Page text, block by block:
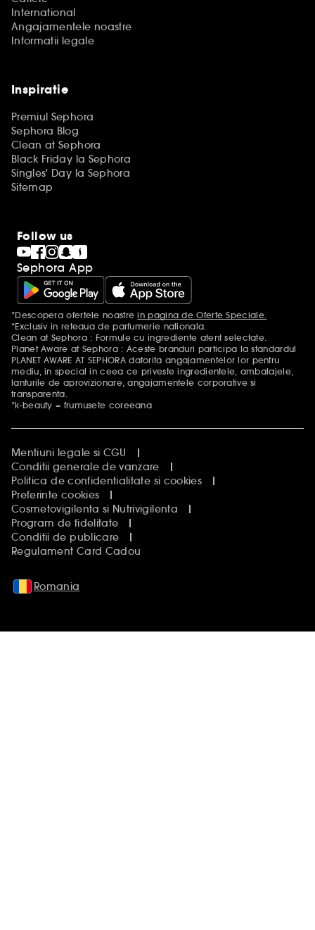
International
Angajamentele noastre
Informatii legale
Inspiratie
Premiul Sephora
Sephora Blog
Clean at Sephora
Black Friday la Sephora
Singles' Day la Sephora
Sitemap
Follow us
Sephora App
Mentiuni aditionale
*Descopera ofertele noastrein pagina de Oferte Speciale.
*Exclusiv in reteaua de parfumerie nationala.
Clean at Sephora : Formule cu ingrediente atent selectate.
Planet Aware at Sephora : Aceste branduri participa la standardul
PLANET AWARE AT SEPHORA datorita angajamentelor lor pentru
mediu, in special in ceea ce priveste ingredientele, ambalajele,
lanturile de aprovizionare, angajamentele corporative si
transparenta.
*k-beauty = frumusete coreeana
Mentiuni legale si CGU
Conditii generale de vanzare
Politica de confidentialitate si cookies
Preferinte cookies
Cosmetovigilenta si Nutrivigilenta
Program de fidelitate
Conditii de publicare
Regulament Card Cadou
Romania